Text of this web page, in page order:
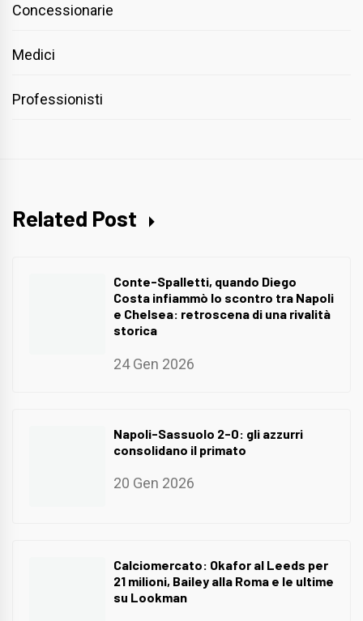
Concessionarie
Medici
Professionisti
Related Post
Conte-Spalletti, quando Diego
Costa infiammò lo scontro tra Napoli
e Chelsea: retroscena di una rivalità
storica
24 Gen 2026
Napoli-Sassuolo 2-0: gli azzurri
consolidano il primato
20 Gen 2026
Calciomercato: Okafor al Leeds per
21 milioni, Bailey alla Roma e le ultime
su Lookman